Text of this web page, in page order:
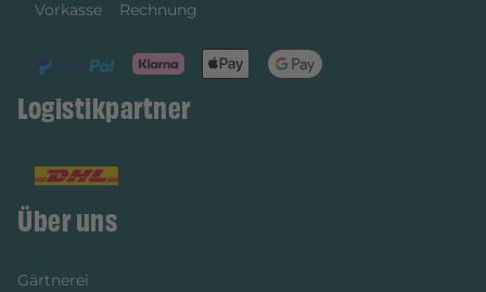
Vorkasse Rechnung
Logistikpartner
Über uns
Gärtnerei